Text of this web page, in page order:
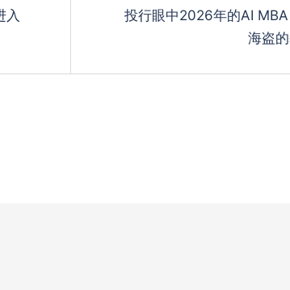
入
投行眼中2026年的AI
海盗